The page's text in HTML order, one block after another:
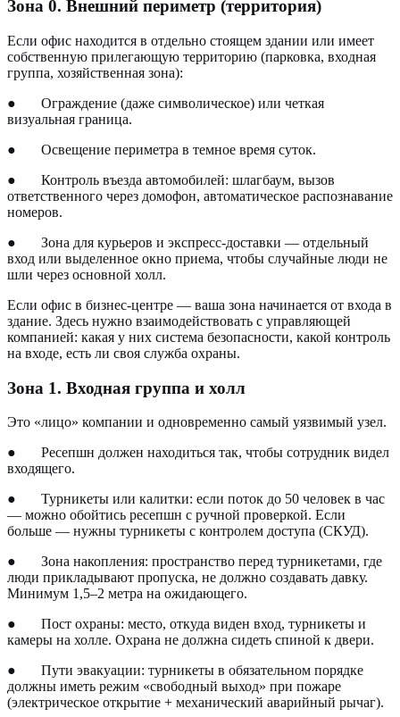
Зона 0. Внешний периметр (территория)
Если офис находится в отдельно стоящем здании или имеет
собственную прилегающую территорию (парковка, входная
группа, хозяйственная зона):
● Ограждение (даже символическое) или четкая
визуальная граница.
● Освещение периметра в темное время суток.
● Контроль въезда автомобилей: шлагбаум, вызов
ответственного через домофон, автоматическое распознавание
номеров.
● Зона для курьеров и экспресс-доставки — отдельный
вход или выделенное окно приема, чтобы случайные люди не
шли через основной холл.
Если офис в бизнес-центре — ваша зона начинается от входа в
здание. Здесь нужно взаимодействовать с управляющей
компанией: какая у них система безопасности, какой контроль
на входе, есть ли своя служба охраны.
Зона 1. Входная группа и холл
Это «лицо» компании и одновременно самый уязвимый узел.
● Ресепшн должен находиться так, чтобы сотрудник видел
входящего.
● Турникеты или калитки: если поток до 50 человек в час
— можно обойтись ресепшн с ручной проверкой. Если
больше — нужны турникеты с контролем доступа (СКУД).
● Зона накопления: пространство перед турникетами, где
люди прикладывают пропуска, не должно создавать давку.
Минимум 1,5–2 метра на ожидающего.
● Пост охраны: место, откуда виден вход, турникеты и
камеры на холле. Охрана не должна сидеть спиной к двери.
● Пути эвакуации: турникеты в обязательном порядке
должны иметь режим «свободный выход» при пожаре
(электрическое открытие + механический аварийный рычаг).